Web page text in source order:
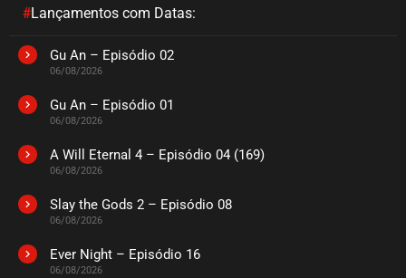
#Lançamentos com Datas:
Gu An – Episódio 02
06/08/2026
Gu An – Episódio 01
06/08/2026
A Will Eternal 4 – Episódio 04 (169)
06/08/2026
Slay the Gods 2 – Episódio 08
06/08/2026
Ever Night – Episódio 16
06/08/2026